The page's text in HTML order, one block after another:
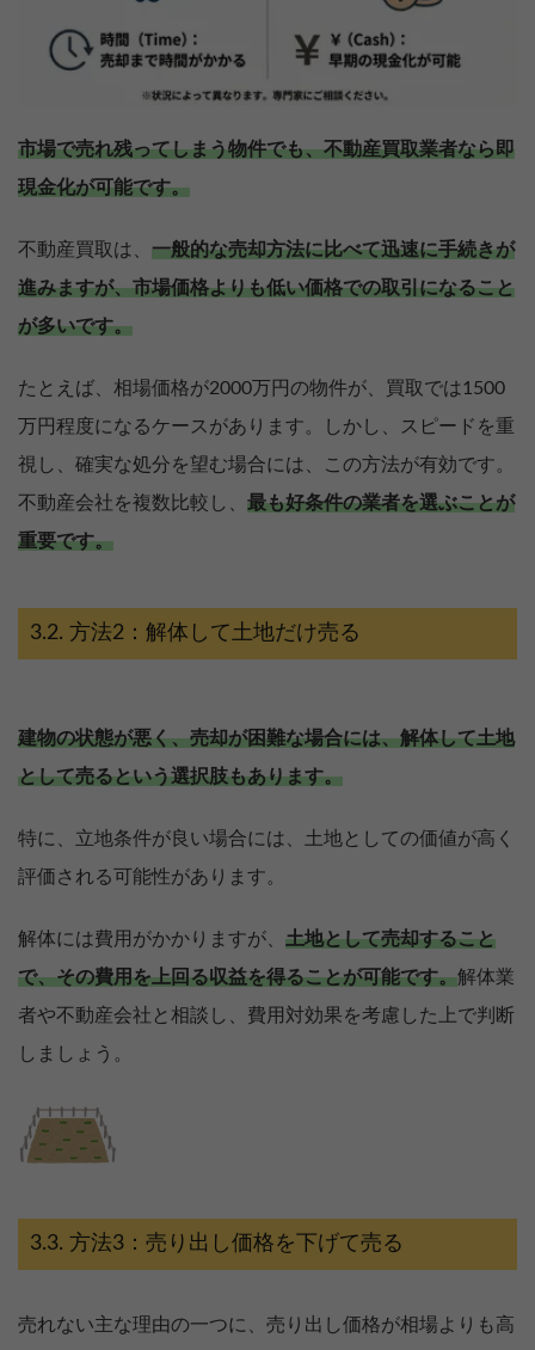
市場で売れ残ってしまう物件でも、不動産買取業者なら即
現金化が可能です。
不動産買取は、 一般的な売却方法に比べて迅速に手続きが
進みますが、市場価格よりも低い価格での取引になること
が多いです。
たとえば、相場価格が2000万円の物件が、買取では1500
万円程度になるケースがあります。しかし、スピードを重
視し、確実な処分を望む場合には、この方法が有効です。
不動産会社を複数比較し、 最も好条件の業者を選ぶことが
重要です。
方法2：解体して土地だけ売る
建物の状態が悪く、売却が困難な場合には、解体して土地
として売るという選択肢もあります。
特に、立地条件が良い場合には、土地としての価値が高く
評価される可能性があります。
解体には費用がかかりますが、 土地として売却すること
で、その費用を上回る収益を得ることが可能です。解体業
者や不動産会社と相談し、費用対効果を考慮した上で判断
しましょう。
方法3：売り出し価格を下げて売る
売れない主な理由の一つに、売り出し価格が相場よりも高